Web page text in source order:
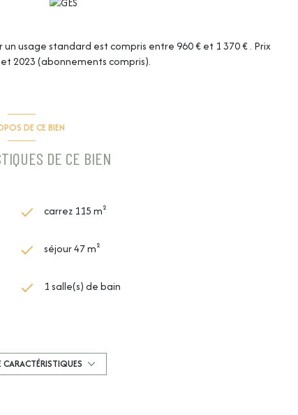
usage standard est compris entre 960 € et 1 370 € . Prix
2023 (abonnements compris).
DE CE BIEN
DE CE BIEN
carrez 115 m²
séjour 47 m²
1 salle(s) de bain
1 garage(s)
CARACTÉRISTIQUES